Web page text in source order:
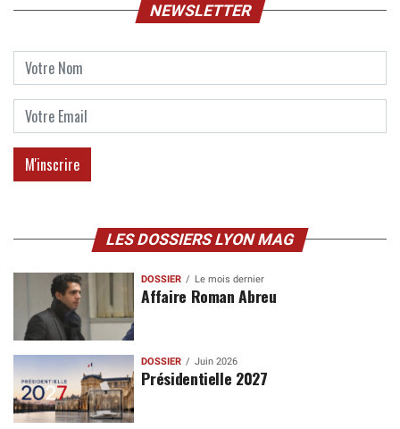
NEWSLETTER
LES DOSSIERS LYON MAG
DOSSIER Le mois dernier
Affaire Roman Abreu
DOSSIER Juin 2026
Présidentielle 2027